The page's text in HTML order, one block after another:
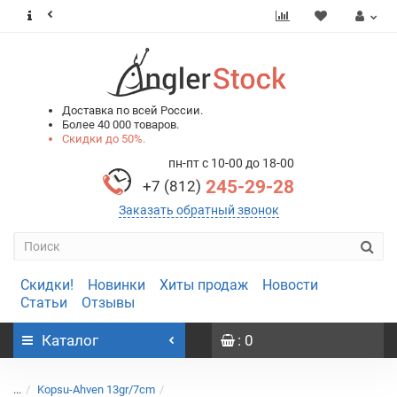
Доставка по всей России.
Более 40 000 товаров.
Скидки до 50%.
пн-пт с 10-00 до 18-00
+7 (812) 245-29-28
Заказать обратный звонок
Скидки! Новинки Хиты продаж
Новости
Статьи
Отзывы
Каталог : 0
... Kopsu-Ahven 13gr/7cm